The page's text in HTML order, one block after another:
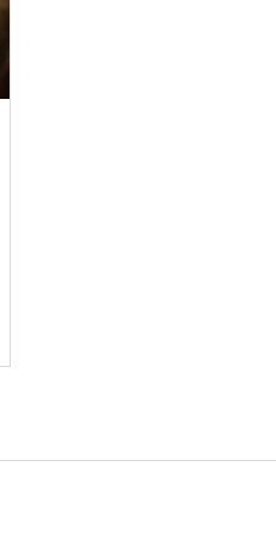
かない海外旅